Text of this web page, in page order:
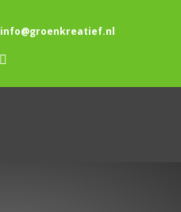
info@groenkreatief.nl